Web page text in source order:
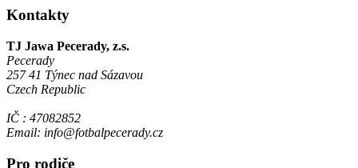
Kontakty
TJ Jawa Pecerady, z.s.
Pecerady
257 41 Týnec nad Sázavou
Czech Republic
IČ : 47082852
Email: info@fotbalpecerady.cz
Pro rodiče